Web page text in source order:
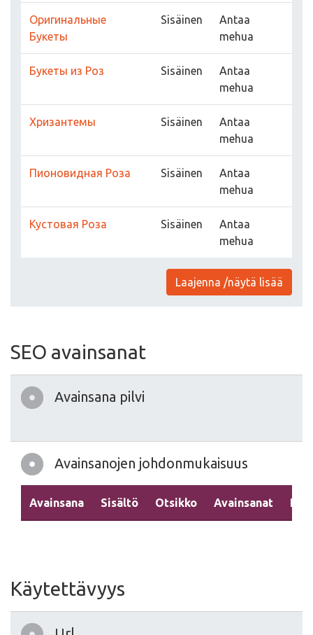
Оригинальные
Букеты
Sisäinen
Antaa
mehua
Букеты из Роз Sisäinen
Antaa
mehua
Хризантемы Sisäinen
Antaa
mehua
Пионовидная Роза Sisäinen
Antaa
mehua
Кустовая Роза Sisäinen
Antaa
mehua
Laajenna /näytä lisää
SEO avainsanat
Avainsana pilvi
Avainsanojen johdonmukaisuus
Avainsana Sisältö Otsikko Avainsanat
Käytettävyys